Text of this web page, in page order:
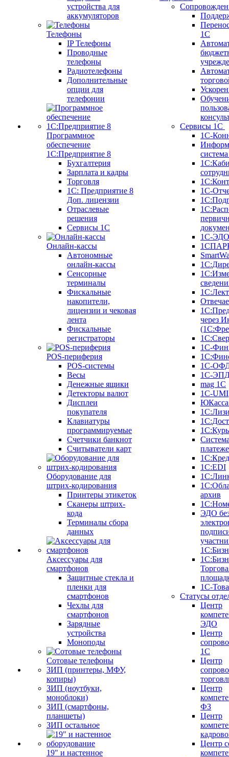
устройства для
аккумуляторов
Телефоны
IP Телефоны
Проводные
телефоны
Радиотелефоны
Дополнительные
опции для
телефонии
Программное
обеспечение
1С:Предприятие 8
Бухгалтерия
Зарплата и кадры
Торговля
1C: Предприятие 8
Доп. лицензии
Отраслевые
решения
Сервисы 1С
Онлайн-кассы
Автономные
онлайн-кассы
Сенсорные
терминалы
Фискальные
накопители,
лицензии и чековая
лента
Фискальные
регистраторы
POS-периферия
POS-системы
Весы
Денежные ящики
Детекторы валют
Дисплеи
покупателя
Клавиатуры
программируемые
Счетчики банкнот
Считыватели карт
Оборудование для
штрих-кодирования
Принтеры этикеток
Сканеры штрих-
кода
Терминалы сбора
данных
Аксессуары для
смартфонов
Защитные стекла и
пленки для
смартфонов
Чехлы для
смартфонов
Зарядные
устройства
Моноподы
Сотовые телефоны
ЗИП (принтеры, МФУ,
копиры)
ЗИП (ноутбуки,
моноблоки)
ЗИП (смартфоны,
планшеты)
ЗИП остальное
19" и настенное
1С
Сервисы 1С
1С-
1С-
1С-ЭДО
через
1С-
1С-
1С-
mag 1C
1C-UMI
1С:EDI
архив
ЭДО
1С-
Статусы
Центр
ЭДО
Центр
1С
Центр
Центр
ФЗ
Центр
Центр